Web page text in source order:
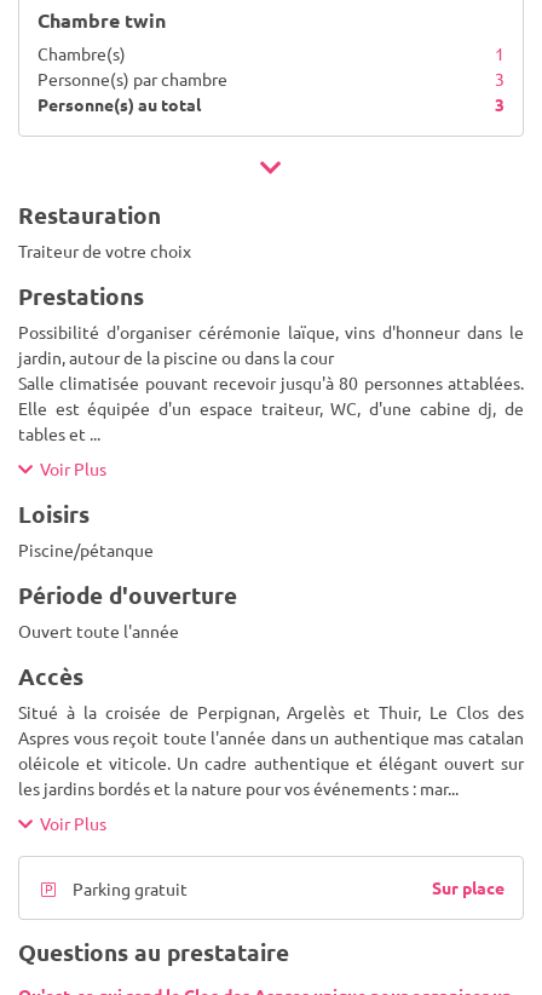
Chambre twin
Chambre(s)
1
Personne(s) par chambre
3
Personne(s) au total
3
Restauration
Traiteur de votre choix
Prestations
Possibilité d'organiser cérémonie laïque, vins d'honneur dans le
jardin, autour de la piscine ou dans la cour
Salle climatisée pouvant recevoir jusqu'à 80 personnes attablées.
Elle est équipée d'un espace traiteur, WC, d'une cabine dj, de
tables et ...
Voir Plus
Loisirs
Piscine/pétanque
Période d'ouverture
Ouvert toute l'année
Accès
Situé à la croisée de Perpignan, Argelès et Thuir, Le Clos des
Aspres vous reçoit toute l'année dans un authentique mas catalan
oléicole et viticole. Un cadre authentique et élégant ouvert sur
les jardins bordés et la nature pour vos événements : mar...
Voir Plus
Parking gratuit Sur place
Questions au prestataire